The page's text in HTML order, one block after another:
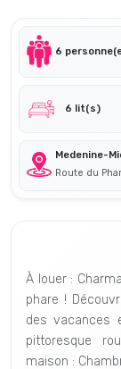
6
6 lit(s)
Medenine-
Route du
À louer :
phare !
des vacances
pittoresque
maison :